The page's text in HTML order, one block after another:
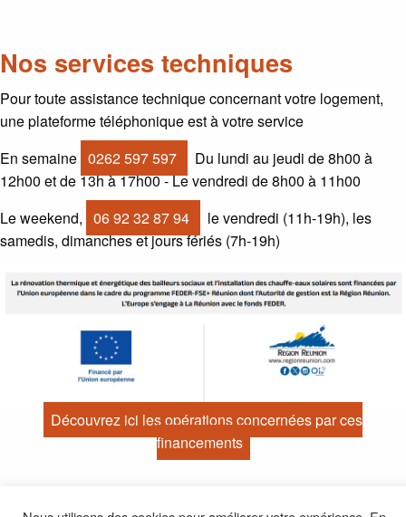
Nos services techniques
Pour toute assistance technique concernant votre logement,
une plateforme téléphonique est à votre service
En semaine 0262 597 597
Du lundi au jeudi de 8h00 à
12h00 et de 13h à 17h00 - Le vendredi de 8h00 à 11h00
Le weekend, 06 92 32 87 94
le vendredi (11h-19h), les
samedis, dimanches et jours fériés (7h-19h)
Découvrez ici les opérations concernées par ces
financements